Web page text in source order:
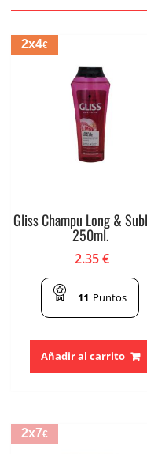
2x4€
Gliss Champu Long &
250ml.
2.35€
11 Puntos
Añadir al carrito
2x7€